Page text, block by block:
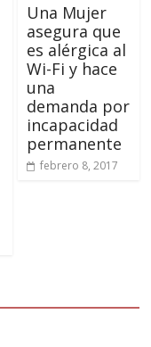
Una Mujer
asegura que
es alérgica al
Wi-Fi y hace
una
demanda por
incapacidad
permanente
febrero 8, 2017